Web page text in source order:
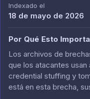
Indexado el
18 de mayo de 2026
Por Qué Esto Importa
Los archivos de
que los atacantes
credential stuffing y
está en esta brecha,